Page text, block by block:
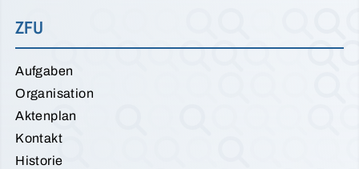
ZFU
Aufgaben
Organisation
Aktenplan
Kontakt
Historie